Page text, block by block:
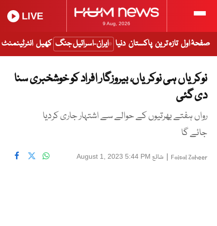
9 Aug, 2026
LIVE
صفحۂ اول تازہ ترین پاکستان دنیا ایران-اسرائیل جنگ کھیل انٹرٹینمنٹ
نوکریاں ہی نوکریاں، بیروزگار افراد کو خوشخبری سنا
دی گئی
رواں ہفتے بھرتیوں کے حوالے سے اشتہار جاری کردیا
جائے گا
Faisal Zaheer
| شائع August 1, 2023 5:44 PM